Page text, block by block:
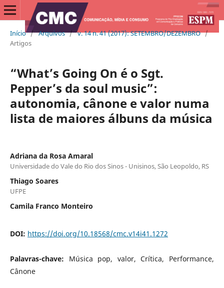
Início / Arquivos / v. 14 n. 41 (2017): SETEMBRO/DEZEMBRO /
Artigos
“What’s Going On é o Sgt.
Pepper’s da soul music”:
autonomia, cânone e valor numa
lista de maiores álbuns da música
Adriana da Rosa Amaral
Universidade do Vale do Rio dos Sinos - Unisinos, São Leopoldo, RS
Thiago Soares
UFPE
Camila Franco Monteiro
DOI: https://doi.org/10.18568/cmc.v14i41.1272
Palavras-chave: Música pop, valor, Crítica, Performance,
Cânone